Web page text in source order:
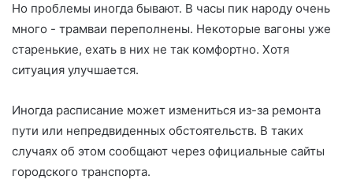
Но проблемы иногда бывают. В часы пик народу очень
много - трамваи переполнены. Некоторые вагоны уже
старенькие, ехать в них не так комфортно. Хотя
ситуация улучшается.
Иногда расписание может измениться из-за ремонта
пути или непредвиденных обстоятельств. В таких
случаях об этом сообщают через официальные сайты
городского транспорта.